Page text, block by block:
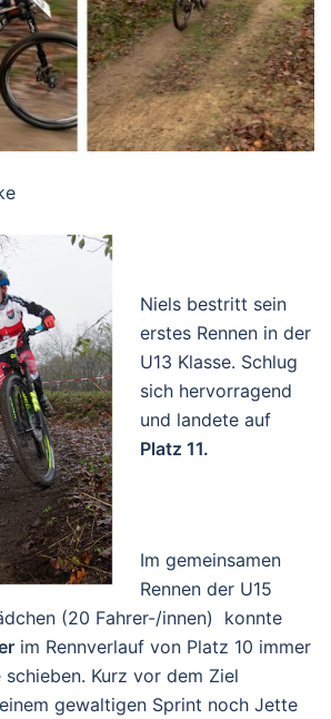
Niels bestritt sein
erstes Rennen in der
U13 Klasse. Schlug
sich hervorragend
und landete auf
Platz 11.
Im gemeinsamen
Rennen der U15
(20 Fahrer-/innen) konnte
im Rennverlauf von Platz 10 immer
Kurz vor dem Ziel
gewaltigen Sprint noch Jette